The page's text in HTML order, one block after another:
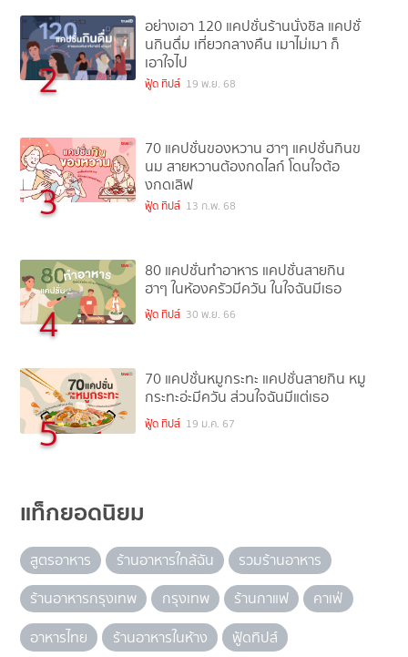
2
อย่างเอา 120 แคปชั่นร้านนั่งชิล แคปชั่
นกินดื่ม เที่ยวกลางคืน เมาไม่เมา ก็
เอาใจไป
ฟู้ด ทิปส์ 19 พ.ย. 68
3
70 แคปชั่นของหวาน ฮาๆ แคปชั่นกินข
นม สายหวานต้องกดไลก์ โดนใจต้อ
งกดเลิฟ
ฟู้ด ทิปส์ 13 ก.พ. 68
4
80 แคปชั่นทำอาหาร แคปชั่นสายกิน
ฮาๆ ในห้องครัวมีควัน ในใจฉันมีเธอ
ฟู้ด ทิปส์ 30 พ.ย. 66
5
70 แคปชั่นหมูกระทะ แคปชั่นสายกิน หมู
กระทะอ่ะมีควัน ส่วนใจฉันมีแต่เธอ
ฟู้ด ทิปส์ 19 ม.ค. 67
แท็กยอดนิยม
สูตรอาหาร ร้านอาหารใกล้ฉัน
รวมร้านอาหาร
ร้านอาหารกรุงเทพ
กรุงเทพ ร้านกาแฟ
คาเฟ่
อาหารไทย
ร้านอาหารในห้าง ฟู้ดทิปส์